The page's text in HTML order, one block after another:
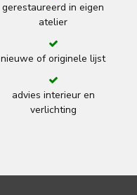
gerestaureerd in eigen
atelier
nieuwe of originele lijst
advies interieur en
verlichting